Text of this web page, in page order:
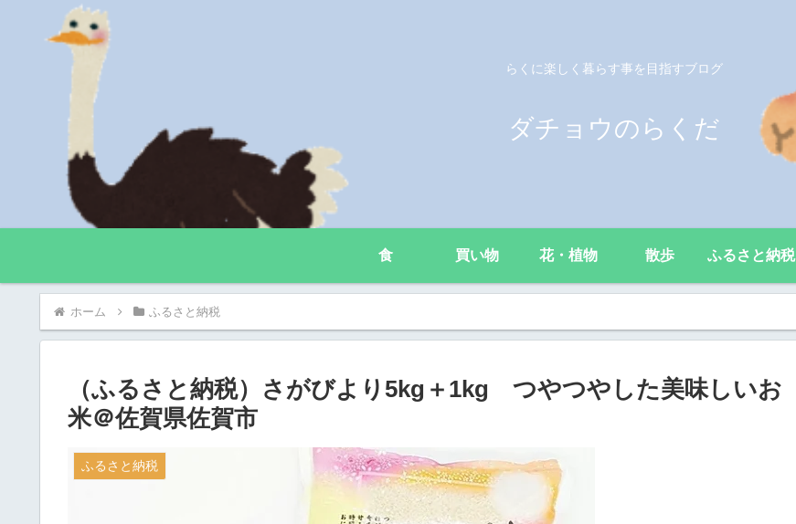
らくに楽しく暮らす事を目指すブログ
ダチョウのらくだ
食 買い物 花・植物 散歩 ふるさと納税
ホーム ふるさと納税
（ふるさと納税）さがびより5kg＋1kg つやつやした美味しいお
米＠佐賀県佐賀市
ふるさと納税